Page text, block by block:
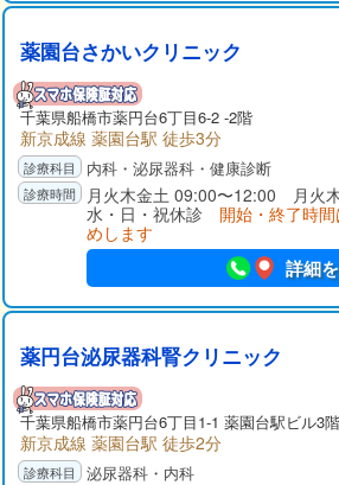
薬園台さかいクリニック
千葉県船橋市薬円台6丁目6-2 -2階
新京成線 薬園台駅 徒歩3分
内科・泌尿器科・健康診断
月火木金土 09:00〜12:00 月火
水・日・祝休診 開始・終了時
めします
詳細
薬円台泌尿器科腎クリニック
千葉県船橋市薬円台6丁目1-1 薬園台駅ビル3階
新京成線 薬園台駅 徒歩2分
泌尿器科・内科